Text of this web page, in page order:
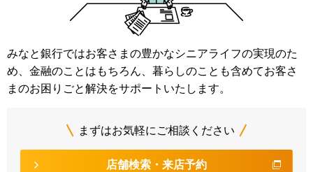
みなと銀行ではお客さまの豊かなシニアライフの実現のた
め、金融のことはもちろん、暮らしのことも含めてお客さ
まのお困りごと解決をサポートいたします。
まずはお気軽にご相談ください
店舗検索・来店予約